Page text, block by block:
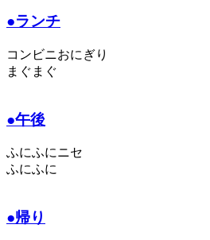
●ランチ
コンビニおにぎり
まぐまぐ
●午後
ふにふにニセ
ふにふに
●帰り